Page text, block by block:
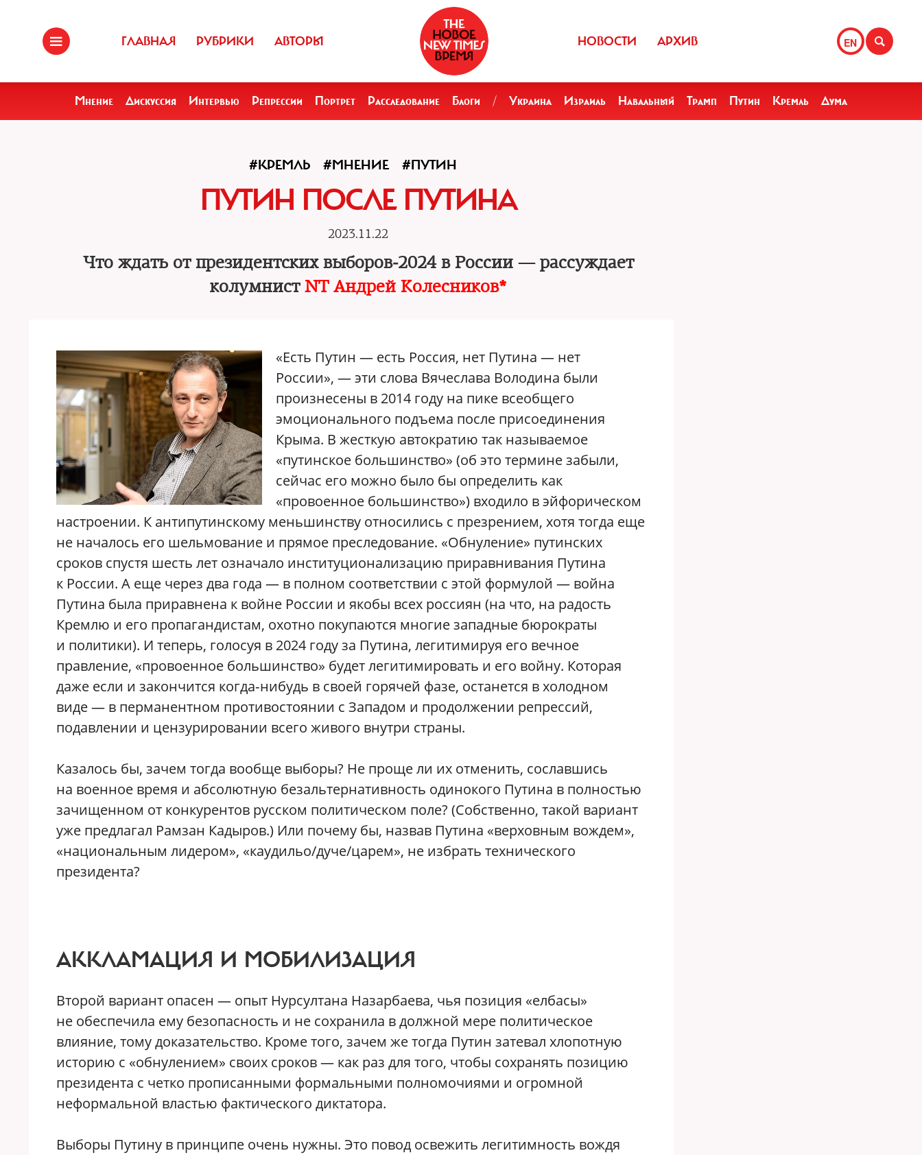
ГЛАВНАЯ РУБРИКИ АВТОРЫ EN
НОВОСТИ АРХИВ
Мнение Дискуссия Интервью Репрессии Портрет Расследование Блоги / Украина Израиль Навальный Трамп Путин Кремль Дума
#КРЕМЛЬ #МНЕНИЕ #ПУТИН
ПУТИН ПОСЛЕ ПУТИНА
2023.11.22
Что ждать от президентских выборов‑2024 в России — рассуждает
колумнист NT Андрей Колесников*
«Есть Путин — есть Россия, нет Путина — нет
России», — эти слова Вячеслава Володина были
произнесены в 2014 году на пике всеобщего
эмоционального подъема после присоединения
Крыма. В жесткую автократию так называемое
«путинское большинство» (об это термине забыли,
сейчас его можно было бы определить как
«провоенное большинство») входило в эйфорическом
настроении. К антипутинскому меньшинству относились с презрением, хотя тогда еще
не началось его шельмование и прямое преследование. «Обнуление» путинских
сроков спустя шесть лет означало институционализацию приравнивания Путина
к России. А еще через два года — в полном соответствии с этой формулой — война
Путина была приравнена к войне России и якобы всех россиян (на что, на радость
Кремлю и его пропагандистам, охотно покупаются многие западные бюрократы
и политики). И теперь, голосуя в 2024 году за Путина, легитимируя его вечное
правление, «провоенное большинство» будет легитимировать и его войну. Которая
даже если и закончится когда‑нибудь в своей горячей фазе, останется в холодном
виде — в перманентном противостоянии с Западом и продолжении репрессий,
подавлении и цензурировании всего живого внутри страны.
Казалось бы, зачем тогда вообще выборы? Не проще ли их отменить, сославшись
на военное время и абсолютную безальтернативность одинокого Путина в полностью
зачищенном от конкурентов русском политическом поле? (Собственно, такой вариант
уже предлагал Рамзан Кадыров.) Или почему бы, назвав Путина «верховным вождем»,
«национальным лидером», «каудильо/дуче/царем», не избрать технического
президента?
АККЛАМАЦИЯ И МОБИЛИЗАЦИЯ
Второй вариант опасен — опыт Нурсултана Назарбаева, чья позиция «елбасы»
не обеспечила ему безопасность и не сохранила в должной мере политическое
влияние, тому доказательство. Кроме того, зачем же тогда Путин затевал хлопотную
историю с «обнулением» своих сроков — как раз для того, чтобы сохранять позицию
президента с четко прописанными формальными полномочиями и огромной
неформальной властью фактического диктатора.
Выборы Путину в принципе очень нужны. Это повод освежить легитимность вождя